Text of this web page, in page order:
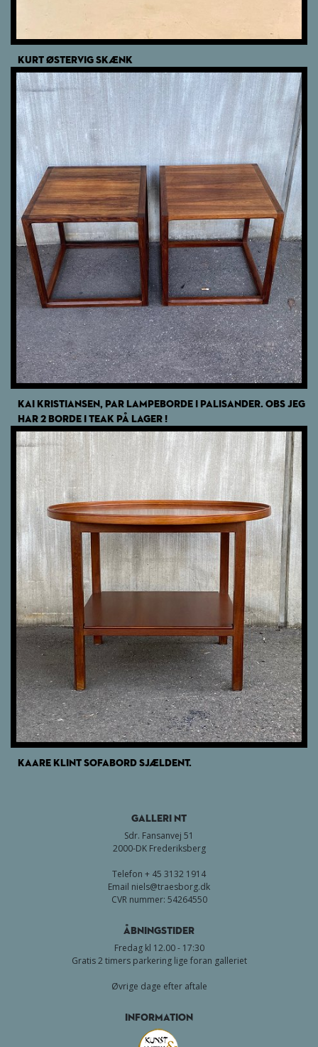
KURT ØSTERVIG SKÆNK
KAI KRISTIANSEN, PAR LAMPEBORDE I PALISANDER. OBS JEG
HAR 2 BORDE I TEAK PÅ LAGER !
KAARE KLINT SOFABORD SJÆLDENT.
GALLERI NT
Sdr. Fansanvej 51
2000-DK Frederiksberg
Telefon + 45 3132 1914
Email niels@traesborg.dk
CVR nummer: 54264550
Åbningstider
Fredag kl 12.00 - 17:30
Gratis 2 timers parkering lige foran galleriet
Øvrige dage efter aftale
Information